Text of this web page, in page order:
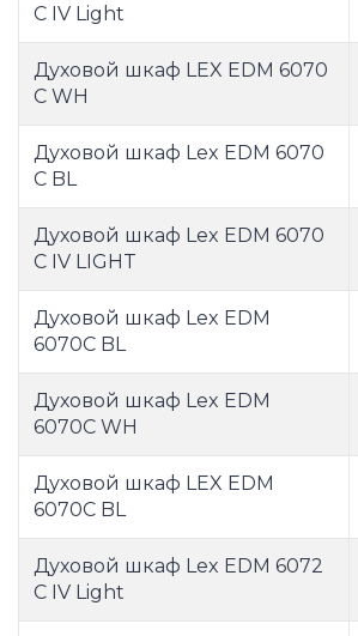
C IV Light
Духовой шкаф LEX EDM 6070
C WH
Духовой шкаф Lex EDM 6070
С BL
Духовой шкаф Lex EDM 6070
С IV LIGHT
Духовой шкаф Lex EDM
6070C BL
Духовой шкаф Lex EDM
6070C WH
Духовой шкаф LEX EDM
6070С BL
Духовой шкаф Lex EDM 6072
C IV Light